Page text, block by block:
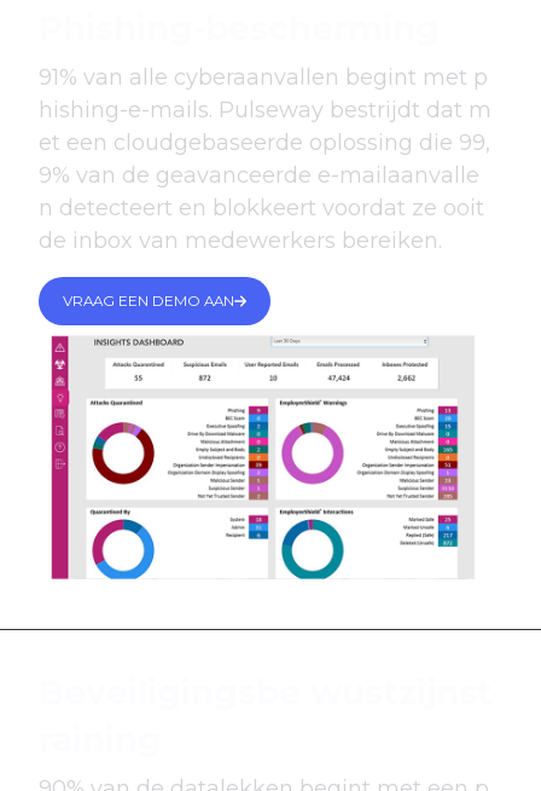
91% van alle cyberaanvallen begint met p
hishing-e-mails. Pulseway bestrijdt dat m
et een cloudgebaseerde oplossing die 99,
9% van de geavanceerde e-mailaanvalle
n detecteert en blokkeert voordat ze ooit
de inbox van medewerkers bereiken.
VRAAG EEN DEMO AAN